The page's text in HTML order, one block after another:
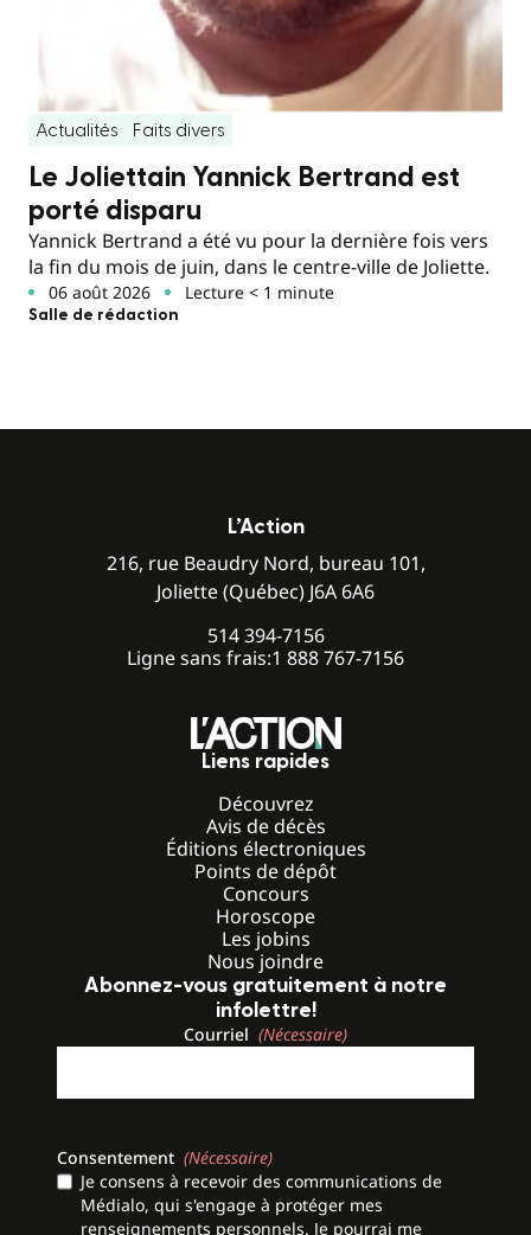
Actualités Faits divers
Le Joliettain Yannick Bertrand est
porté disparu
Yannick Bertrand a été vu pour la dernière fois vers
la fin du mois de juin, dans le centre-ville de Joliette.
06 août 2026 Lecture < 1 minute
Salle de rédaction
L’Action
216, rue Beaudry Nord, bureau 101,
Joliette (Québec) J6A 6A6
514 394-7156
Ligne sans frais:1 888 767-7156
Liens rapides
Découvrez
Avis de décès
Éditions électroniques
Points de dépôt
Concours
Horoscope
Les jobins
Nous joindre
Abonnez-vous gratuitement à notre
infolettre!
Courriel (Nécessaire)
Consentement (Nécessaire)
Je consens à recevoir des communications de
Médialo, qui s'engage à protéger mes
renseignements personnels. Je pourrai me